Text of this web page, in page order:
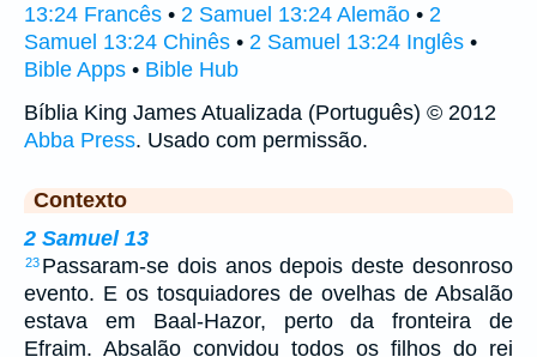
13:24 Francês • 2 Samuel 13:24 Alemão • 2
Samuel 13:24 Chinês • 2 Samuel 13:24 Inglês •
Bible Apps • Bible Hub
Bíblia King James Atualizada (Português) © 2012
Abba Press. Usado com permissão.
Contexto
2 Samuel 13
23 Passaram-se dois anos depois deste desonroso
evento. E os tosquiadores de ovelhas de Absalão
estava em Baal-Hazor, perto da fronteira de
Efraim. Absalão convidou todos os filhos do rei